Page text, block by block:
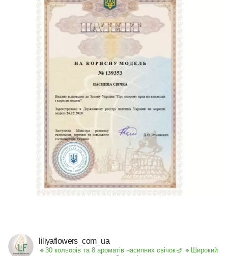
liliyaflowers_com_ua
🔹30 кольорів та 8 ароматів насипних свічок🪔 🔹Широкий